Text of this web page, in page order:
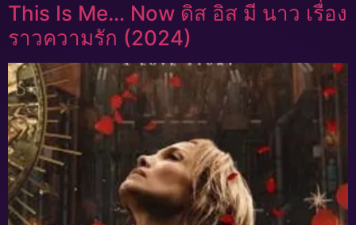
This Is Me… Now ดิส อิส มี นาว เรื่อง
ราวความรัก (2024)